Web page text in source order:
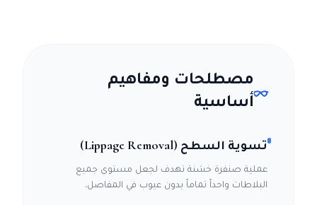
مصطلحات ومفاهيم
أساسية
تسوية السطح (Lippage Removal)
عملية صنفرة خشنة تهدف لجعل مستوى جميع
البلاطات واحداً تماماً بدون عيوب في المفاصل.